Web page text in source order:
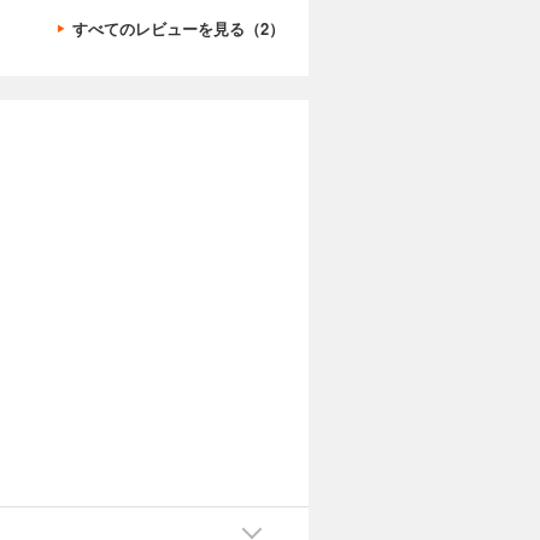
すべてのレビューを見る（2）